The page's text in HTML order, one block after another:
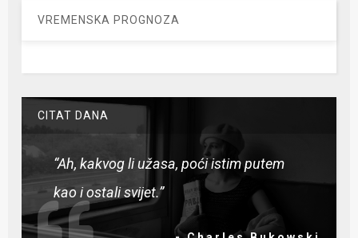
VREMENSKA PROGNOZA
CITAT DANA
“Ah, kakvog li užasa, poći istim putem
kao i ostali svijet.”